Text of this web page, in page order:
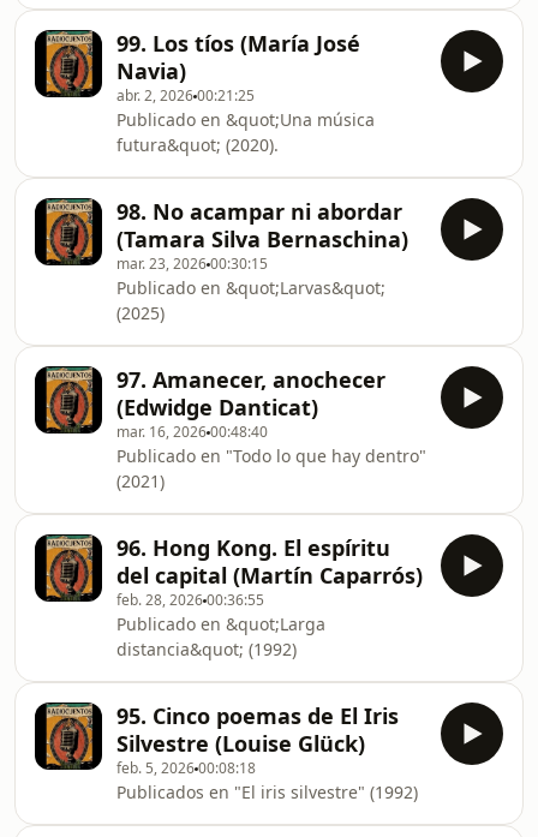
99. Los tíos (María José
Navia)
abr. 2, 202600:21:25
Publicado en &quot;Una música
futura&quot; (2020).
98. No acampar ni abordar
(Tamara Silva Bernaschina)
mar. 23, 202600:30:15
Publicado en &quot;Larvas&quot;
(2025)
97. Amanecer, anochecer
(Edwidge Danticat)
mar. 16, 202600:48:40
Publicado en "Todo lo que hay dentro"
(2021)
96. Hong Kong. El espíritu
del capital (Martín Caparrós)
feb. 28, 202600:36:55
Publicado en &quot;Larga
distancia&quot; (1992)
95. Cinco poemas de El Iris
Silvestre (Louise Glück)
feb. 5, 202600:08:18
Publicados en "El iris silvestre" (1992)